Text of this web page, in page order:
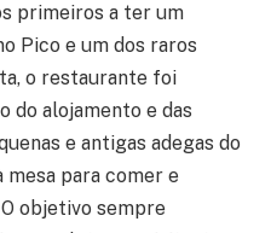
primeiros a ter um
Pico e um dos raros
o restaurante foi
do alojamento e das
e antigas adegas do
mesa para comer e
objetivo sempre